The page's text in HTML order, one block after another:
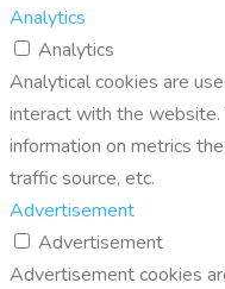
Analytics
Analytics
Analytical cookies are
interact with the website.
information on metrics
traffic source, etc.
Advertisement
Advertisement
Advertisement cookies